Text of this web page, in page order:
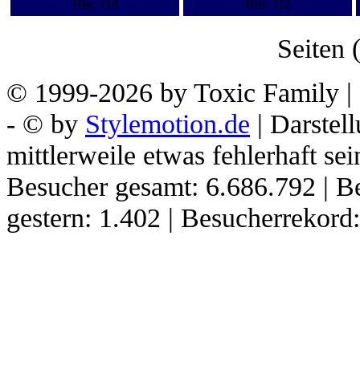
Hits: 118
Hits: 112
Seiten
© 1999-2026 by Toxic Family |
- © by Stylemotion.de |
mittlerweile etwas fehlerhaft
Besucher gesamt: 6.686.792 |
gestern: 1.402 |